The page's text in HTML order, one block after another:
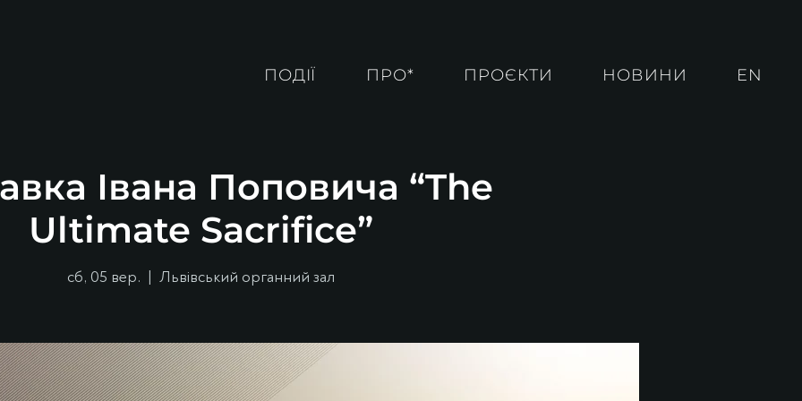
ПОДІЇ ПРО* ПРОЄКТИ НОВИНИ EN
Івана Поповича “The
Ultimate Sacrifice”
сб, 05 вер.
  |
Львівський органний зал